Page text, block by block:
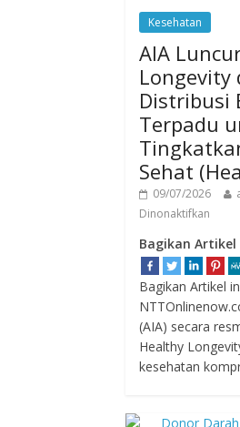
Kesehatan
AIA
Longevity
Distribusi
Terpadu
Sehat
09/07/2026
Dinonaktifkan
Bagikan Artikel
Bagikan Artikel
(AIA) secara
Healthy
kesehatan